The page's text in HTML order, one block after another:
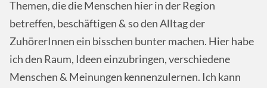
Themen, die die Menschen hier in der Region
betreffen, beschäftigen & so den Alltag der
ZuhörerInnen ein bisschen bunter machen. Hier habe
ich den Raum, Ideen einzubringen, verschiedene
Menschen & Meinungen kennenzulernen. Ich kann